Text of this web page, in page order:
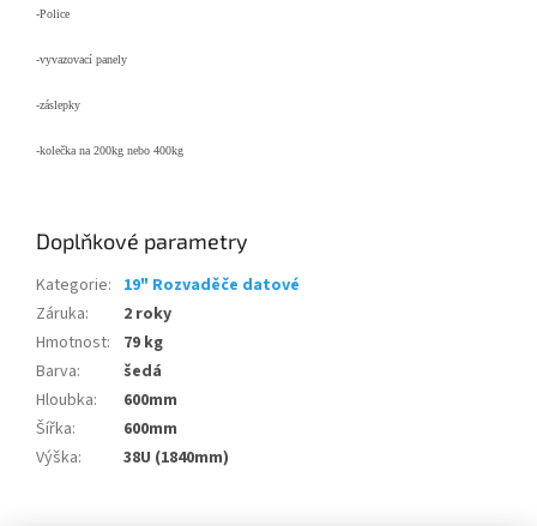
-Police
-vyvazovací panely
-záslepky
-kolečka na 200kg nebo 400kg
Doplňkové parametry
Kategorie: 19" Rozvaděče datové
Záruka:
2 roky
Hmotnost:
79 kg
Barva:
šedá
Hloubka:
600mm
Šířka:
600mm
Výška: 38U (1840mm)